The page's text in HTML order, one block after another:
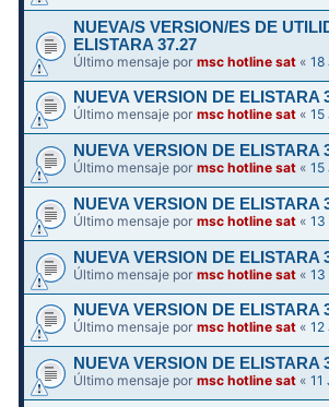
NUEVA/S VERSION/ES DE
ELISTARA 37.27
Último mensaje pormsc hotline sat «18
NUEVA VERSION DE ELISTARA
Último mensaje pormsc hotline sat «15
NUEVA VERSION DE ELISTARA
Último mensaje pormsc hotline sat «15
NUEVA VERSION DE ELISTARA
Último mensaje pormsc hotline sat «13
NUEVA VERSION DE ELISTARA
Último mensaje pormsc hotline sat «13
NUEVA VERSION DE ELISTARA
Último mensaje pormsc hotline sat «12
NUEVA VERSION DE ELISTARA
Último mensaje pormsc hotline sat «11